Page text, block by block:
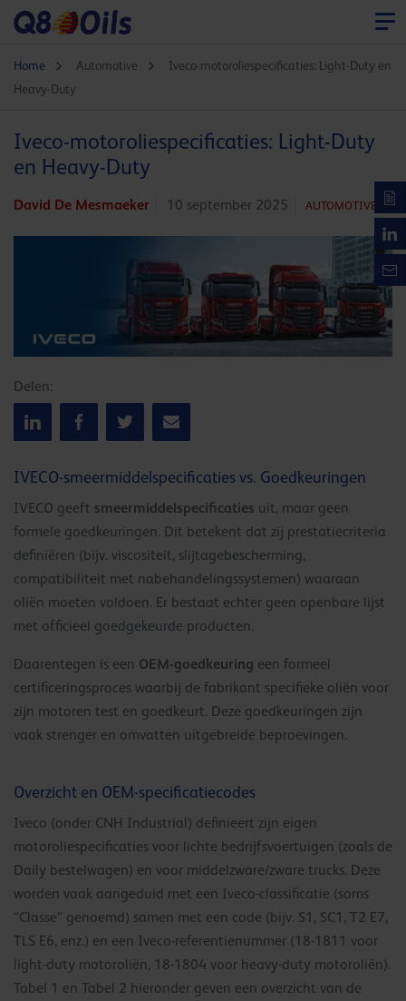
Home Automotive
Iveco-motoroliespecificaties: Light-Duty en
Heavy-Duty
Iveco-motoroliespecificaties: Light-Duty
en Heavy-Duty
David De Mesmaeker 10 september 2025 AUTOMOTIVE
Delen:
IVECO-smeermiddelspecificaties vs. Goedkeuringen
IVECO geeft smeermiddelspecificaties uit, maar geen
formele goedkeuringen. Dit betekent dat zij prestatiecriteria
definiëren (bijv. viscositeit, slijtagebescherming,
compatibiliteit met nabehandelingssystemen) waaraan
oliën moeten voldoen. Er bestaat echter geen openbare lijst
met officieel goedgekeurde producten.
Daarentegen is een OEM-goedkeuring een formeel
certificeringsproces waarbij de fabrikant specifieke oliën voor
zijn motoren test en goedkeurt. Deze goedkeuringen zijn
vaak strenger en omvatten uitgebreide beproevingen.
Overzicht en OEM-specificatiecodes
Iveco (onder CNH Industrial) definieert zijn eigen
motoroliespecificaties voor lichte bedrijfsvoertuigen (zoals de
Daily bestelwagen) en voor middelzware/zware trucks. Deze
worden vaak aangeduid met een Iveco-classificatie (soms
“Classe” genoemd) samen met een code (bijv. S1, SC1, T2 E7,
TLS E6, enz.) en een Iveco-referentienummer (18-1811 voor
light-duty motoroliën, 18-1804 voor heavy-duty motoroliën).
Tabel 1 en Tabel 2 hieronder geven een overzicht van de